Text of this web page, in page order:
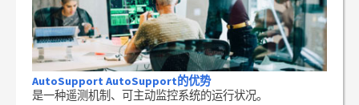
AutoSupport AutoSupport的优势
是一种遥测机制、可主动监控系统的运行状况。